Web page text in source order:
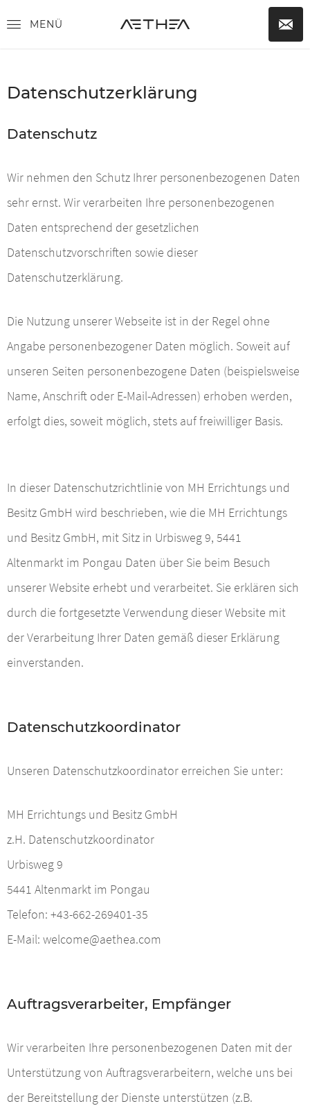
MENÜ
Datenschutzerklärung
Datenschutz
Wir nehmen den Schutz Ihrer personenbezogenen Daten
sehr ernst. Wir verarbeiten Ihre personenbezogenen
Daten entsprechend der gesetzlichen
Datenschutzvorschriften sowie dieser
Datenschutzerklärung.
Die Nutzung unserer Webseite ist in der Regel ohne
Angabe personenbezogener Daten möglich. Soweit auf
unseren Seiten personenbezogene Daten (beispielsweise
Name, Anschrift oder E-Mail-Adressen) erhoben werden,
erfolgt dies, soweit möglich, stets auf freiwilliger Basis.
In dieser Datenschutzrichtlinie von MH Errichtungs und
Besitz GmbH wird beschrieben, wie die MH Errichtungs
und Besitz GmbH, mit Sitz in Urbisweg 9, 5441
Altenmarkt im Pongau Daten über Sie beim Besuch
unserer Website erhebt und verarbeitet. Sie erklären sich
durch die fortgesetzte Verwendung dieser Website mit
der Verarbeitung Ihrer Daten gemäß dieser Erklärung
einverstanden.
Datenschutzkoordinator
Unseren Datenschutzkoordinator erreichen Sie unter:
MH Errichtungs und Besitz GmbH
z.H. Datenschutzkoordinator
Urbisweg 9
5441 Altenmarkt im Pongau
Telefon: +43-662-269401-35
E-Mail: welcome@aethea.com
Auftragsverarbeiter, Empfänger
Wir verarbeiten Ihre personenbezogenen Daten mit der
Unterstützung von Auftragsverarbeitern, welche uns bei
der Bereitstellung der Dienste unterstützen (z.B.